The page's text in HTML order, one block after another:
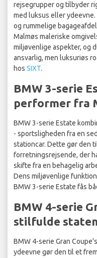
rejsegrupper og tilbyder
med luksus eller
og rummelige
Malmøs maleriske
miljøvenlige aspekter, og
ansvarlig, men luksuriøs
hos SIXT.
BMW 3-serie
performer fra
BMW 3-serie Estate
- sportsligheden fra en
stationcar. Dette gør den
forretningsrejsende, der
skifte fra en behagelig
Dens miljøvenlige
BMW 3-serie Estate fås
BMW 4-serie
stilfulde
BMW 4-serie Gran
ydeevne gør den til et